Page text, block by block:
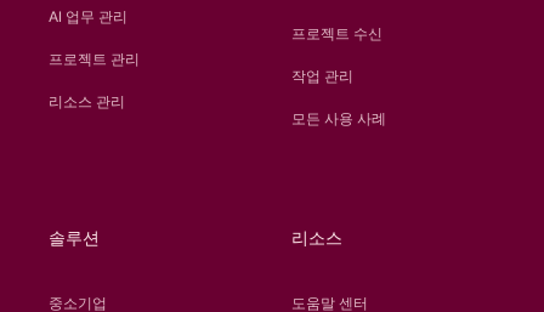
AI 업무 관리
프로젝트 관리
리소스 관리
프로젝트 수신
작업 관리
모든 사용 사례
솔루션
중소기업
리소스
도움말 센터